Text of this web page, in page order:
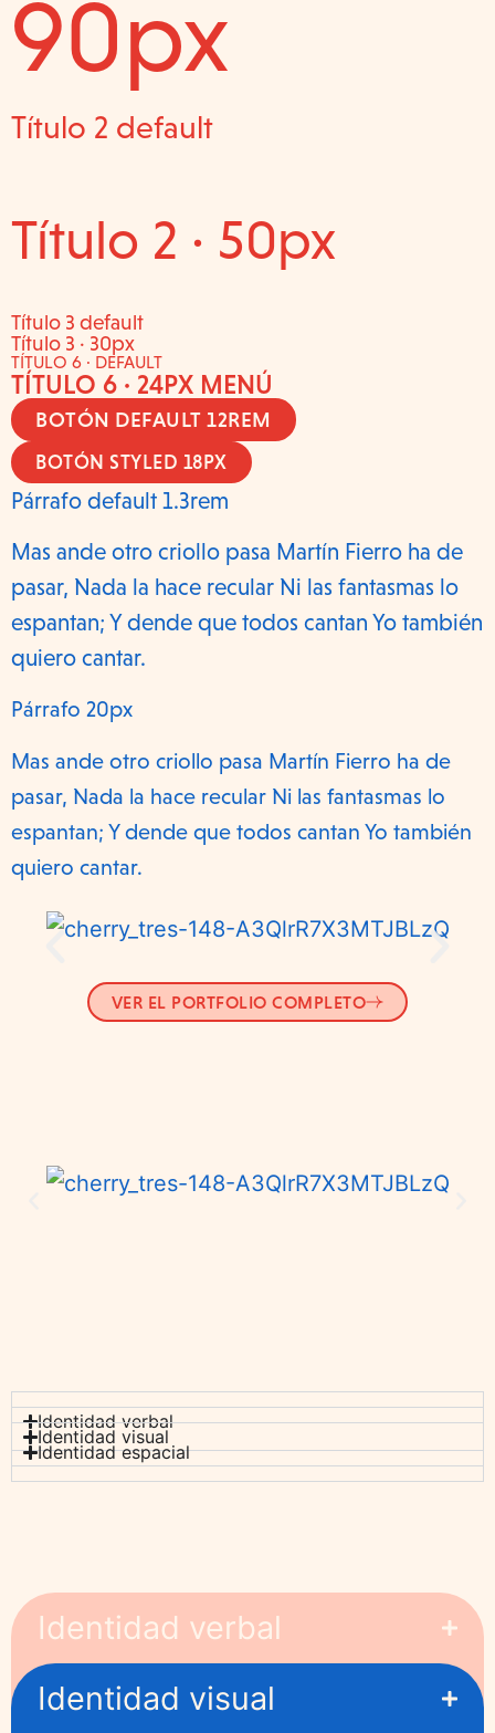
90px
Título 2 default
Título 2 · 50px
Título 3 default
Título 3 · 30px
TÍTULO 6 · DEFAULT
TÍTULO 6 · 24PX MENÚ
BOTÓN DEFAULT 12REM
BOTÓN STYLED 18PX
Párrafo default 1.3rem
Mas ande otro criollo pasa Martín Fierro ha de
pasar, Nada la hace recular Ni las fantasmas lo
espantan; Y dende que todos cantan Yo también
quiero cantar.
Párrafo 20px
Mas ande otro criollo pasa Martín Fierro ha de
pasar, Nada la hace recular Ni las fantasmas lo
espantan; Y dende que todos cantan Yo también
quiero cantar.
VER EL PORTFOLIO COMPLETO
Identidad verbal
Identidad visual
Identidad espacial
Identidad verbal
Identidad visual